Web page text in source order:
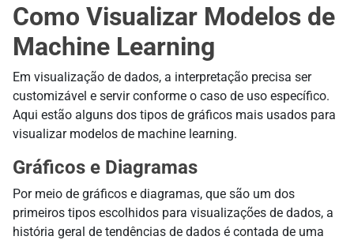
Como Visualizar Modelos de
Machine Learning
Em visualização de dados, a interpretação precisa ser
customizável e servir conforme o caso de uso específico.
Aqui estão alguns dos tipos de gráficos mais usados para
visualizar modelos de machine learning.
Gráficos e Diagramas
Por meio de gráficos e diagramas, que são um dos
primeiros tipos escolhidos para visualizações de dados, a
história geral de tendências de dados é contada de uma